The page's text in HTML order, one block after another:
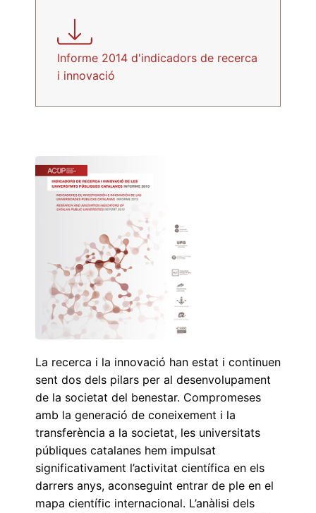
Informe 2014 d'indicadors de recerca
i innovació
La recerca i la innovació han estat i continuen
sent dos dels pilars per al desenvolupament
de la societat del benestar. Compromeses
amb la generació de coneixement i la
transferència a la societat, les universitats
públiques catalanes hem impulsat
significativament l’activitat científica en els
darrers anys, aconseguint entrar de ple en el
mapa científic internacional. L’anàlisi dels